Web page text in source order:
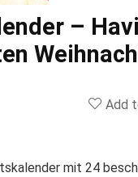
–
Add
mit 24